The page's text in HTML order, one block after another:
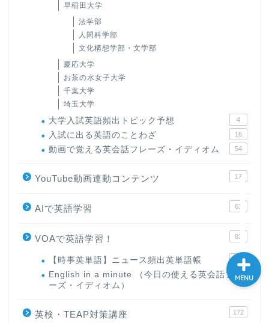
早稲田大学
法学部
人間科学部
文化構想学部・文学部
慶応大学
お茶の水女子大学
千葉大学
埼玉大学
大学入試英語頻出トピック予想 4
入試に出る英語のことわざ 16
動画で覚える英会話フレーズ・イディオム 54
YouTube動画連動コンテンツ 17
AIで英語学習 61
VOAで英語学習！ 83
【時事英単語】ニュース頻出英単語帳
English in a minute （今日の使える英会話フレ
ーズ・イディオム）
63
英検・TEAP対策講座 172
MENU
“シン”・英会話スピード表
大学入試英語対策講座
英語名言・格言・カッコい
い英語＆素敵な英文フレー